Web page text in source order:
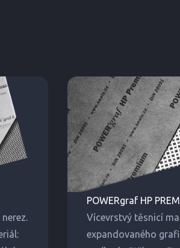
POWERgraf HP
Vícevrstvý těsnicí
expandovaného